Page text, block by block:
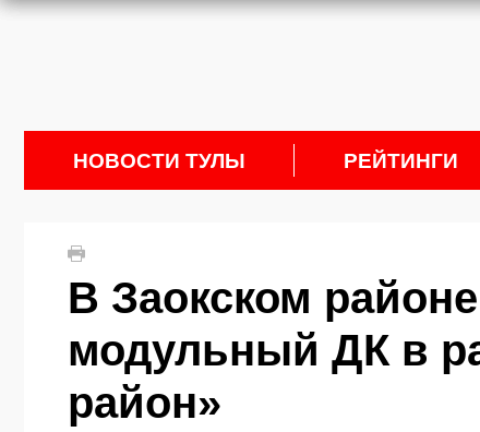
НОВОСТИ ТУЛЫ РЕЙТИНГИ
В Заокском
модульный ДК в
район»